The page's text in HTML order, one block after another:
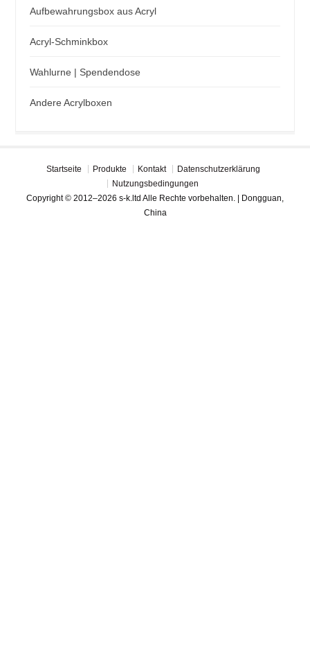
Aufbewahrungsbox aus Acryl
Acryl-Schminkbox
Wahlurne | Spendendose
Andere Acrylboxen
Startseite Produkte Kontakt
Datenschutzerklärung
Nutzungsbedingungen
Copyright © 2012–2026 s-k.ltd Alle Rechte vorbehalten. | Dongguan,
China